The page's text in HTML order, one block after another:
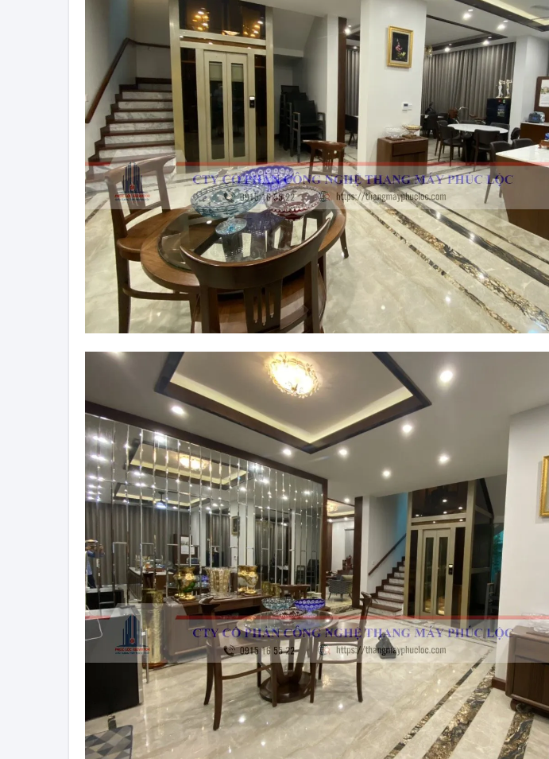
Nhạc không lời cho thang máy
Thang Máy Phúc Lộc
THÔNG BÁO LỊCH NGHỈ LỄ 30/4 – 1/5
Thang Máy Phúc Lộc
Chúc Mừng Năm Mới – Xuân 2026
THÔNG BÁO NGHỈ TẾT NGUYÊN ĐÁN
Thang Máy Phúc Lộc
Chúc mừng năm mới 2025
Thang Máy Phúc Lộc
THÔNG BÁO NGHỈ TẾT NGUYÊN
ĐÁN 2023
Thang Máy Phúc Lộc
THÔNG BÁO LỊCH NGHỈ QUỐC
KHÁNH 2-9
Thang Máy Phúc Lộc